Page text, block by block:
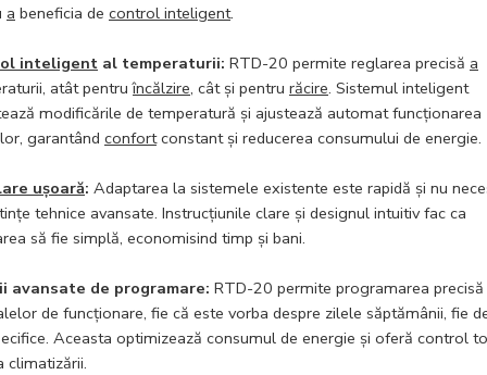
a beneficia de control inteligent.
inteligent al temperaturii: RTD-20 permite reglarea precisă a
atât pentruîncălzire, cât și pentru răcire. Sistemul inteligent
modificările de temperatură și ajustează automat funcționarea
garantând confortconstant și reducerea consumului de energie.
ușoară: Adaptarea la sistemele existente este rapidă și nu
tehnice avansate. Instrucțiunile clare și designul intuitiv fac ca
să fie simplă, economisind timp și bani.
avansate de programare: RTD-20 permite programarea precisă
de funcționare, fie că este vorba despre zilele săptămânii, fie
Aceasta optimizează consumul de energie și oferă control
climatizării.